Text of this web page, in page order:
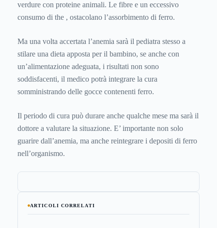
verdure con proteine animali. Le fibre e un eccessivo
consumo di the , ostacolano l’assorbimento di ferro.
Ma una volta accertata l’anemia sarà il pediatra stesso a
stilare una dieta apposta per il bambino, se anche con
un’alimentazione adeguata, i risultati non sono
soddisfacenti, il medico potrà integrare la cura
somministrando delle gocce contenenti ferro.
Il periodo di cura può durare anche qualche mese ma sarà il
dottore a valutare la situazione. E’ importante non solo
guarire dall’anemia, ma anche reintegrare i depositi di ferro
nell’organismo.
ARTICOLI CORRELATI